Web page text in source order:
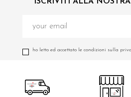
ho letto ed accettato le condizioni sulla